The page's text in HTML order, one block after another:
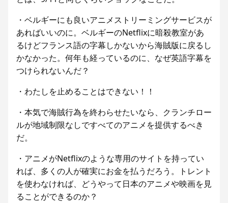
・ベルギーにも良いアニメストリーミングサービスが
あればいいのに。ベルギーのNetflixに暗殺教室があ
るけどフランス語の字幕しかないから海賊版に戻るし
かなかった。何年も経っているのに、なぜ英語字幕を
つけられないんだ？
・わたしを止めることはできない！！
・本気で海賊行為を終わらせたいなら、クランチロー
ルが地域制限なしですべてのアニメを提供するべき
だ。
・アニメがNetflixのような専用のサイトを持ってい
れば、多くの人が確実にお金を払うだろう。トレント
を使わなければ、どうやって日本のアニメや映画を見
ることができるのか？